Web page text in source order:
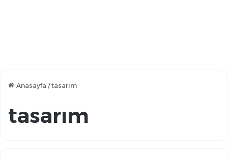
Anasayfa /tasarım
tasarım